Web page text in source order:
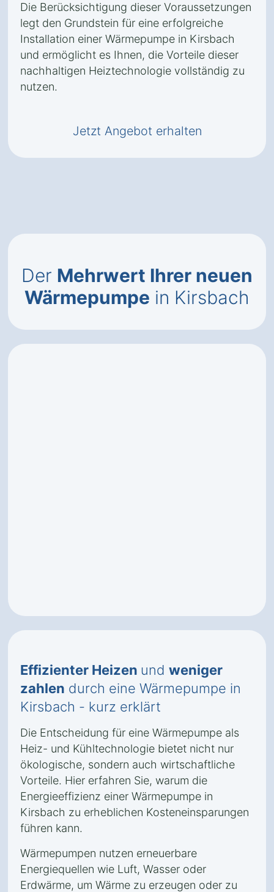
Die Berücksichtigung dieser Voraussetzungen
legt den Grundstein für eine erfolgreiche
Installation einer Wärmepumpe in Kirsbach
und ermöglicht es Ihnen, die Vorteile dieser
nachhaltigen Heiztechnologie vollständig zu
nutzen.
Jetzt Angebot erhalten
Der Mehrwert Ihrer neuen
Wärmepumpe in Kirsbach
Effizienter Heizen und weniger
zahlen durch eine Wärmepumpe in
Kirsbach - kurz erklärt
Die Entscheidung für eine Wärmepumpe als
Heiz- und Kühltechnologie bietet nicht nur
ökologische, sondern auch wirtschaftliche
Vorteile. Hier erfahren Sie, warum die
Energieeffizienz einer Wärmepumpe in
Kirsbach zu erheblichen Kosteneinsparungen
führen kann.
Wärmepumpen nutzen erneuerbare
Energiequellen wie Luft, Wasser oder
Erdwärme, um Wärme zu erzeugen oder zu